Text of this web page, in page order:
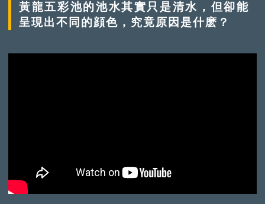
黃龍五彩池的池水其實只是清水，但卻能
呈現出不同的顔色，究竟原因是什麽？